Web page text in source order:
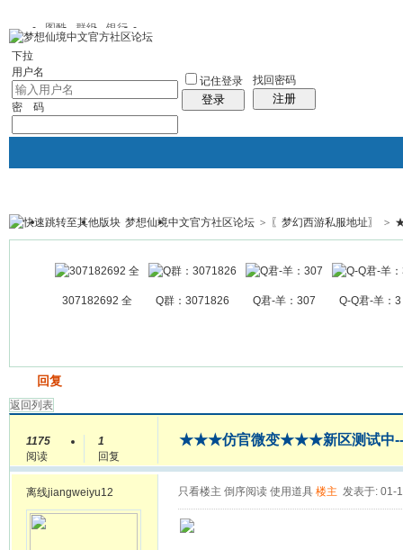
图酷 群组 银行
下拉
用户名
密 码
记住登录
登录
找回密码
注册
银行 群组聚合 我的空间
帖子
梦想仙境中文官方社区论坛 > 〖梦幻西游私服地址〗 >
307182692 全 Q群：3071826 Q君-羊：307 Q-Q君-羊：3
回复
返回列表
1175
阅读
1
回复
★★★仿官微变★★★新区测试中--
离线jiangweiyu12 只看楼主 倒序阅读 使用道具 楼主 发表于: 01-